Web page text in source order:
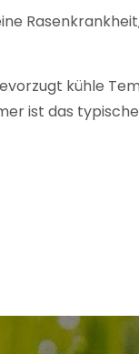
kühle
ist das